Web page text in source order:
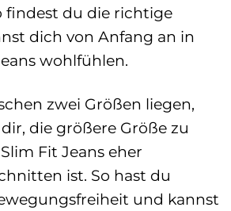
findest du die richtige
dich von Anfang an in
wohlfühlen.
zwei Größen liegen,
die größere Größe zu
Fit Jeans eher
ist. So hast du
und kannst